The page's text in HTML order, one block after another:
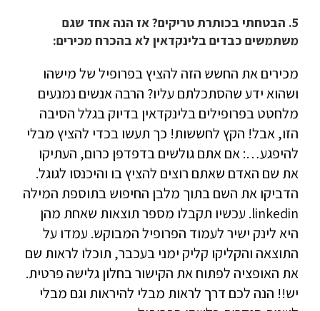
5. הבטחתי בכותרת טריקים? אז הנה אחד שגם
משתמשים כבדים בלינקדאין לא בהכרח מכירים:
מכירים את החשש הזה להציץ בפרופיל של מישהו
ושהוא ידע שהסתכלתם עליו? הרבה אנשים נמנעים
מלחטט בפרופילים בלינקדאין בדיוק בגלל הסיבה
הזו, אבל! הקץ לחששות! כך תעשו בכדי להציץ מבלי
להיפגע…: אם אתם גולשים בדפדפן כרום, העתיקו
את שם האדם שאתם רוצים להציץ בו והיכנסו לגוגל.
הדביקו את השם בתוך מלבן החיפוש בתוספת המילה
linkedin. עכשיו תקבלו מספר תוצאות שאחת מהן
היא לינק ישיר לעמוד הפרופיל המבוקש. עמדו על
התוצאה והקליקו קליק ימני בעכבר, תוכלו לראות שם
את האופציה לפתוח את הקישור בחלון גלישה פרטית.
יש!! הנה לכם דרך לראות מבלי להיראות וגם מבלי